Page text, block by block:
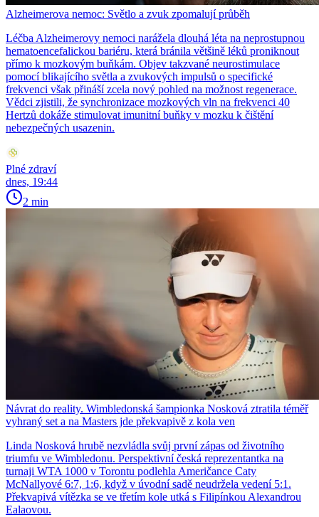
Alzheimerova nemoc: Světlo a zvuk zpomalují průběh
Léčba Alzheimerovy nemoci narážela dlouhá léta na neprostupnou
hematoencefalickou bariéru, která bránila většině léků proniknout
přímo k mozkovým buňkám. Objev takzvané neurostimulace
pomocí blikajícího světla a zvukových impulsů o specifické
frekvenci však přináší zcela nový pohled na možnost regenerace.
Vědci zjistili, že synchronizace mozkových vln na frekvenci 40
Hertzů dokáže stimulovat imunitní buňky v mozku k čištění
nebezpečných usazenin.
Plné zdraví
dnes, 19:44
2 min
Návrat do reality. Wimbledonská šampionka Nosková ztratila téměř
vyhraný set a na Masters jde překvapivě z kola ven
Linda Nosková hrubě nezvládla svůj první zápas od životního
triumfu ve Wimbledonu. Perspektivní česká reprezentantka na
turnaji WTA 1000 v Torontu podlehla Američance Caty
McNallyové 6:7, 1:6, když v úvodní sadě neudržela vedení 5:1.
Překvapivá vítězka se ve třetím kole utká s Filipínkou Alexandrou
Ealaovou.